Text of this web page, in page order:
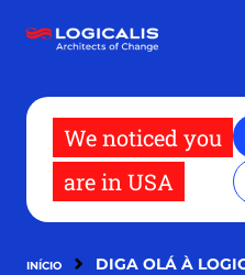
para
We noticed you
are in USA
INÍCIO DIGA OLÁ À